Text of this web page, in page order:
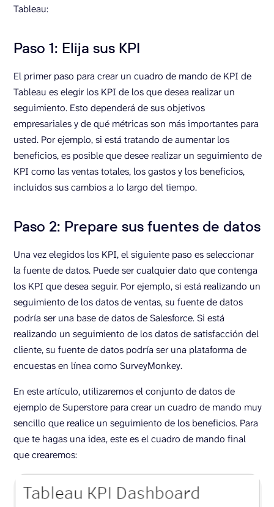
Tableau:
Paso 1: Elija sus KPI
El primer paso para crear un cuadro de mando de KPI de
Tableau es elegir los KPI de los que desea realizar un
seguimiento. Esto dependerá de sus objetivos
empresariales y de qué métricas son más importantes para
usted. Por ejemplo, si está tratando de aumentar los
beneficios, es posible que desee realizar un seguimiento de
KPI como las ventas totales, los gastos y los beneficios,
incluidos sus cambios a lo largo del tiempo.
Paso 2: Prepare sus fuentes de datos
Una vez elegidos los KPI, el siguiente paso es seleccionar
la fuente de datos. Puede ser cualquier dato que contenga
los KPI que desea seguir. Por ejemplo, si está realizando un
seguimiento de los datos de ventas, su fuente de datos
podría ser una base de datos de Salesforce. Si está
realizando un seguimiento de los datos de satisfacción del
cliente, su fuente de datos podría ser una plataforma de
encuestas en línea como SurveyMonkey.
En este artículo, utilizaremos el conjunto de datos de
ejemplo de Superstore para crear un cuadro de mando muy
sencillo que realice un seguimiento de los beneficios. Para
que te hagas una idea, este es el cuadro de mando final
que crearemos: